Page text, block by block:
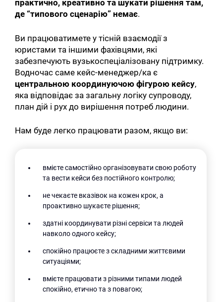
практично, креативно та шукати рішення там,
де “типового сценарію” немає.
Ви працюватимете у тісній взаємодії з
юристами та іншими фахівцями, які
забезпечують вузькоспеціалізовану підтримку.
Водночас саме кейс-менеджер/ка є
центральною координуючою фігурою кейсу,
яка відповідає за загальну логіку супроводу,
план дій і рух до вирішення потреб людини.
Нам буде легко працювати разом, якщо ви:
вмієте самостійно організовувати свою роботу
та вести кейси без постійного контролю;
не чекаєте вказівок на кожен крок, а
проактивно шукаєте рішення;
здатні координувати різні сервіси та людей
навколо одного кейсу;
спокійно працюєте з складними життєвими
ситуаціями;
вмієте працювати з різними типами людей
спокійно, етично та з повагою;